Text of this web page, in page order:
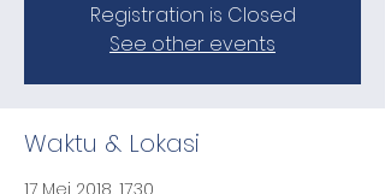
Registration is Closed
See other events
Waktu & Lokasi
17 Mei 2018, 17.30